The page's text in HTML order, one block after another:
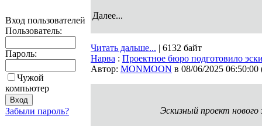
Вход пользователей
Пользователь:
Пароль:
Чужой
компьютер
Забыли пароль?
Далее...
Читать дальше... | 6132 байт
Нарва : Проектное бюро подготовило
Автор: MONMOON в 08/06/2025 06:50:00
Эскизный проект